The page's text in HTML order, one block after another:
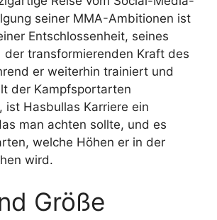
seiner MMA-Ambitionen ist
Entschlossenheit, seines
der transformierenden Kraft des
er weiterhin trainiert und
der Kampfsportarten
ist Hasbullas Karriere ein
man achten sollte, und es
welche Höhen er in der
wird.
Größe